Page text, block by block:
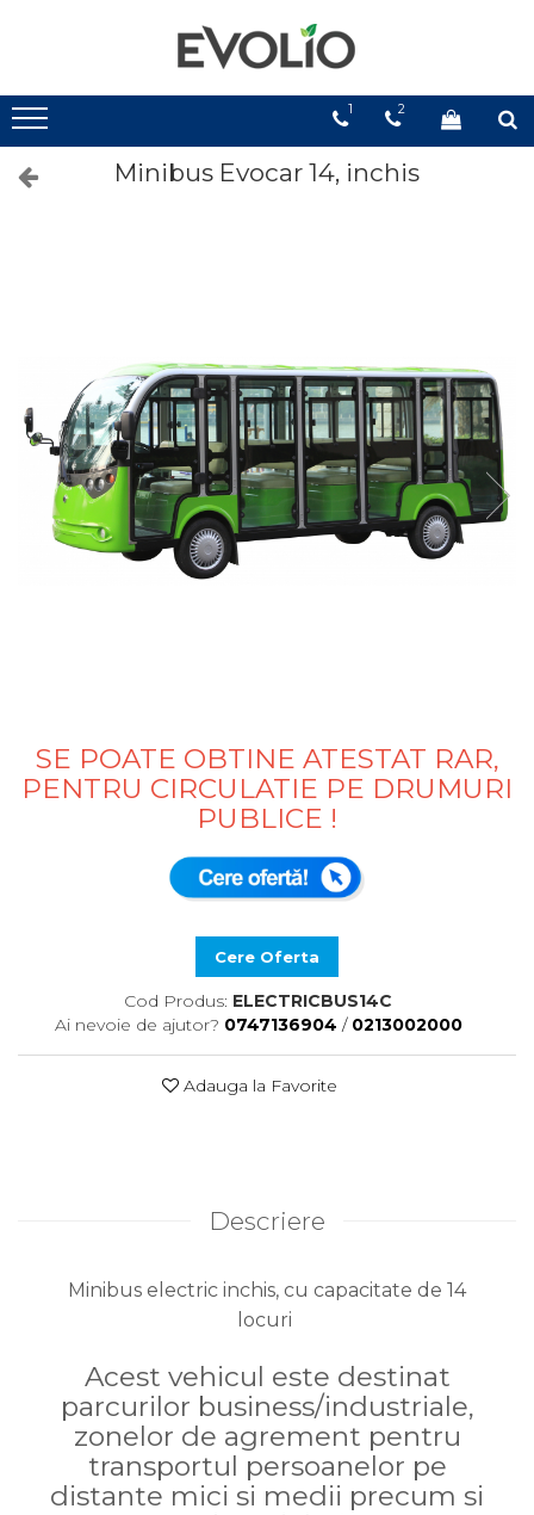
1 2
Minibus Evocar 14, inchis
SE POATE OBTINE ATESTAT RAR,
PENTRU CIRCULATIE PE DRUMURI
PUBLICE !
Cere Oferta
Cod Produs: ELECTRICBUS14C
Ai nevoie de ajutor? 0747136904 / 0213002000
Adauga la Favorite
Descriere
Minibus electric inchis, cu capacitate de 14
locuri
Acest vehicul este destinat
parcurilor business/industriale,
zonelor de agrement pentru
transportul persoanelor pe
distante mici si medii precum si